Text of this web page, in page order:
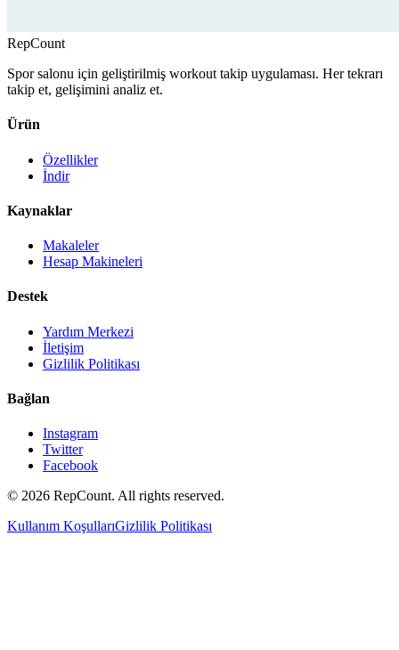
RepCount
Spor salonu için geliştirilmiş workout takip uygulaması. Her tekrarı
takip et, gelişimini analiz et.
Ürün
Özellikler
İndir
Kaynaklar
Makaleler
Hesap Makineleri
Destek
Yardım Merkezi
İletişim
Gizlilik Politikası
Bağlan
Instagram
Twitter
Facebook
© 2026 RepCount. All rights reserved.
Kullanım KoşullarıGizlilik Politikası